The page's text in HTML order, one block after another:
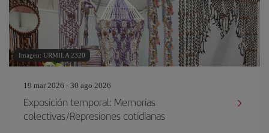
Imagen: URMILA 2320
19 mar 2026 - 30 ago 2026
Exposición temporal: Memorias
colectivas/Represiones cotidianas